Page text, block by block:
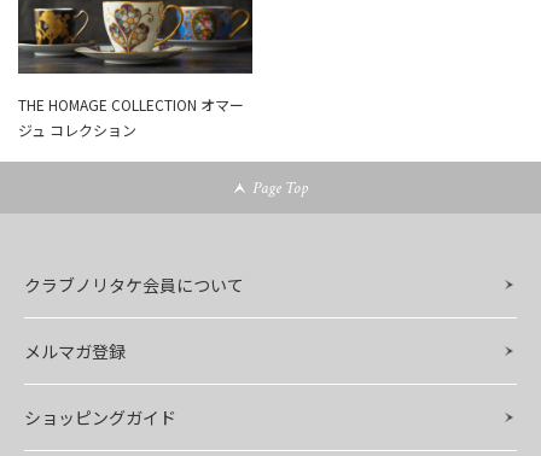
THE HOMAGE COLLECTION オマー
ジュ コレクション
Page Top
クラブノリタケ会員について
メルマガ登録
ショッピングガイド